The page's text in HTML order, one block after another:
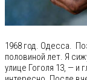
1968 год. Одесса.
половиной лет. Я
улице Гоголя 13, — и